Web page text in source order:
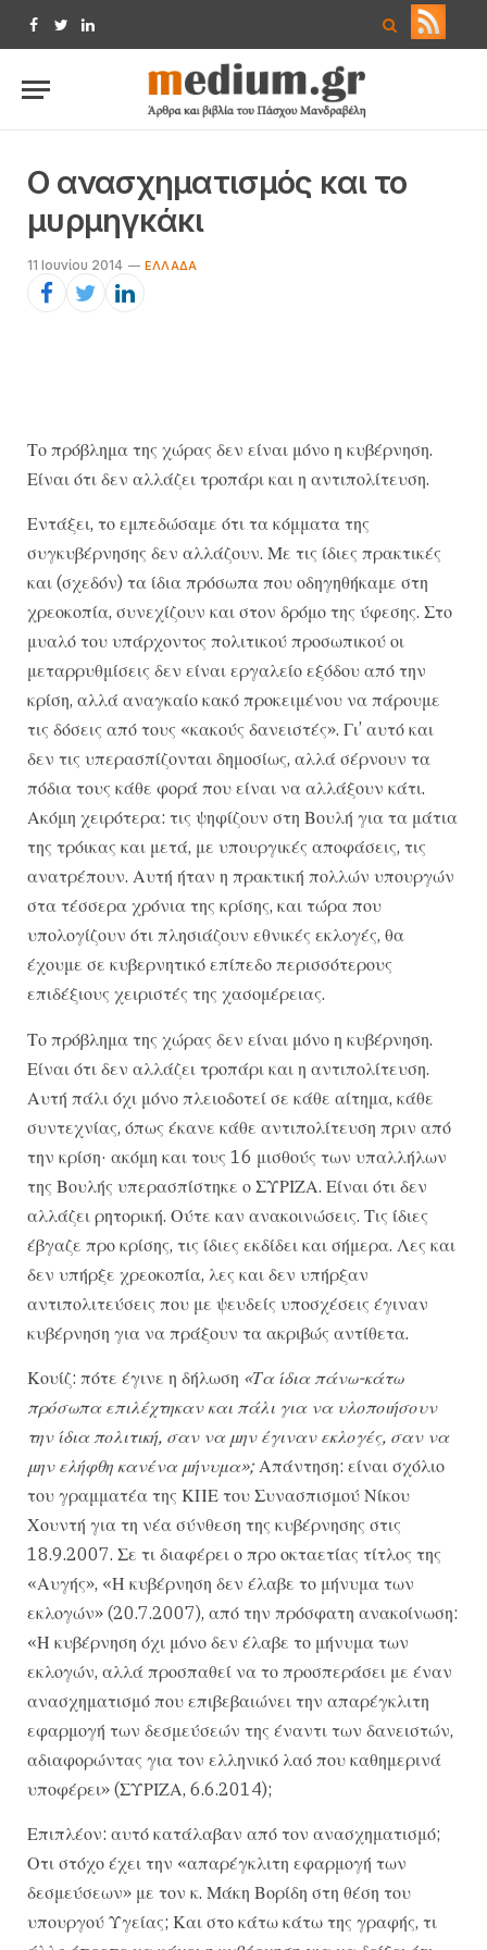
Facebook
TwitterLinkedIn
Ο ανασχηματισμός και το
μυρμηγκάκι
11 Ιουνίου 2014 ΕΛΛΆΔΑ
Το πρόβλημα της χώρας δεν είναι μόνο η κυβέρνηση.
Είναι ότι δεν αλλάζει τροπάρι και η αντιπολίτευση.
Εντάξει, το εμπεδώσαμε ότι τα κόμματα της
συγκυβέρνησης δεν αλλάζουν. Με τις ίδιες πρακτικές
και (σχεδόν) τα ίδια πρόσωπα που οδηγηθήκαμε στη
χρεοκοπία, συνεχίζουν και στον δρόμο της ύφεσης. Στο
μυαλό του υπάρχοντος πολιτικού προσωπικού οι
μεταρρυθμίσεις δεν είναι εργαλείο εξόδου από την
κρίση, αλλά αναγκαίο κακό προκειμένου να πάρουμε
τις δόσεις από τους «κακούς δανειστές». Γι’ αυτό και
δεν τις υπερασπίζονται δημοσίως, αλλά σέρνουν τα
πόδια τους κάθε φορά που είναι να αλλάξουν κάτι.
Ακόμη χειρότερα: τις ψηφίζουν στη Βουλή για τα μάτια
της τρόικας και μετά, με υπουργικές αποφάσεις, τις
ανατρέπουν. Αυτή ήταν η πρακτική πολλών υπουργών
στα τέσσερα χρόνια της κρίσης, και τώρα που
υπολογίζουν ότι πλησιάζουν εθνικές εκλογές, θα
έχουμε σε κυβερνητικό επίπεδο περισσότερους
επιδέξιους χειριστές της χασομέρειας.
Το πρόβλημα της χώρας δεν είναι μόνο η κυβέρνηση.
Είναι ότι δεν αλλάζει τροπάρι και η αντιπολίτευση.
Αυτή πάλι όχι μόνο πλειοδοτεί σε κάθε αίτημα, κάθε
συντεχνίας, όπως έκανε κάθε αντιπολίτευση πριν από
την κρίση· ακόμη και τους 16 μισθούς των υπαλλήλων
της Βουλής υπερασπίστηκε ο ΣΥΡΙΖΑ. Είναι ότι δεν
αλλάζει ρητορική. Ούτε καν ανακοινώσεις. Τις ίδιες
έβγαζε προ κρίσης, τις ίδιες εκδίδει και σήμερα. Λες και
δεν υπήρξε χρεοκοπία, λες και δεν υπήρξαν
αντιπολιτεύσεις που με ψευδείς υποσχέσεις έγιναν
κυβέρνηση για να πράξουν τα ακριβώς αντίθετα.
Κουίζ: πότε έγινε η δήλωση «Τα ίδια πάνω-κάτω
πρόσωπα επιλέχτηκαν και πάλι για να υλοποιήσουν
την ίδια πολιτική, σαν να μην έγιναν εκλογές, σαν να
μην ελήφθη κανένα μήνυμα»; Απάντηση: είναι σχόλιο
του γραμματέα της ΚΠΕ του Συνασπισμού Νίκου
Χουντή για τη νέα σύνθεση της κυβέρνησης στις
18.9.2007. Σε τι διαφέρει ο προ οκταετίας τίτλος της
«Αυγής», «Η κυβέρνηση δεν έλαβε το μήνυμα των
εκλογών» (20.7.2007), από την πρόσφατη ανακοίνωση:
«Η κυβέρνηση όχι μόνο δεν έλαβε το μήνυμα των
εκλογών, αλλά προσπαθεί να το προσπεράσει με έναν
ανασχηματισμό που επιβεβαιώνει την απαρέγκλιτη
εφαρμογή των δεσμεύσεών της έναντι των δανειστών,
αδιαφορώντας για τον ελληνικό λαό που καθημερινά
υποφέρει» (ΣΥΡΙΖΑ, 6.6.2014);
Επιπλέον: αυτό κατάλαβαν από τον ανασχηματισμό;
Οτι στόχο έχει την «απαρέγκλιτη εφαρμογή των
δεσμεύσεων» με τον κ. Μάκη Βορίδη στη θέση του
υπουργού Υγείας; Και στο κάτω κάτω της γραφής, τι